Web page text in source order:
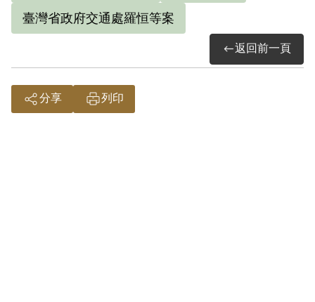
臺灣省政府交通處羅恒等案
返回前一頁
分享 列印